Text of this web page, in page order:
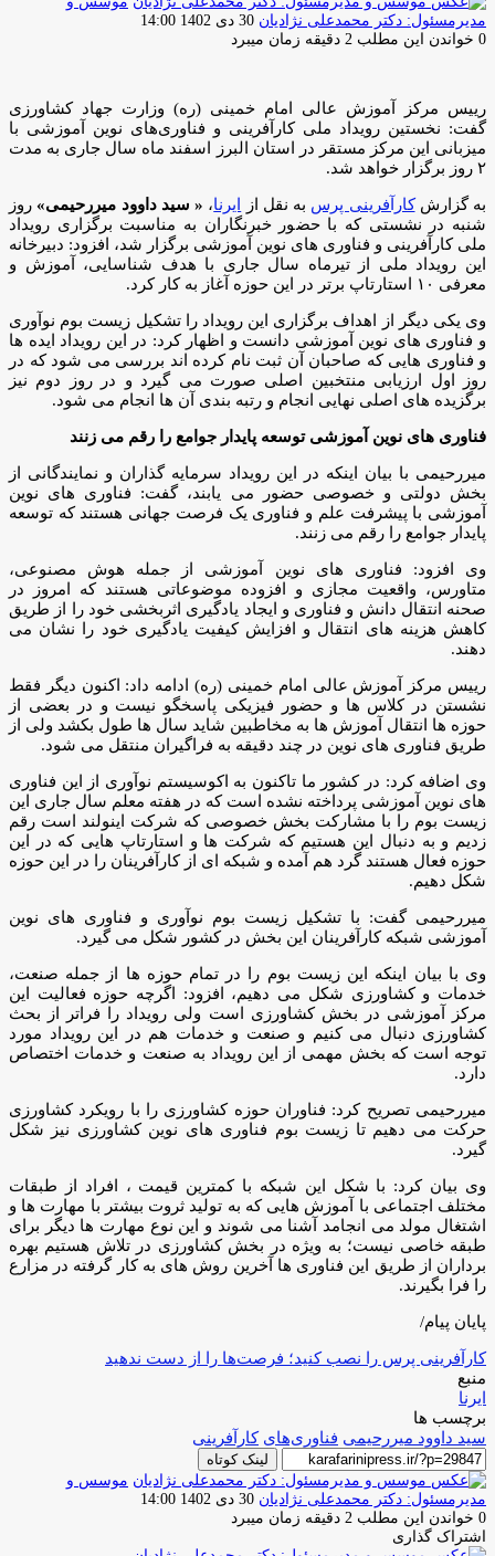
مدیرمسئول: دکتر محمدعلی نژادیان ارسال
ایمیل
30 دی 1402 14:00
0 خواندن این مطلب 2 دقیقه زمان میبرد
رییس مرکز آموزش عالی امام خمینی (ره) وزارت جهاد کشاورزی
گفت: نخستین رویداد ملی کارآفرینی و فناوری‌های نوین آموزشی با
میزبانی این مرکز مستقر در استان البرز اسفند ماه سال جاری به مدت
۲ روز برگزار خواهد شد.
به گزارشکارآفرینی پرس به نقل از ایرنا، « سید داوود میررحیمی»روز
شنبه در نشستی که با حضور خبرنگاران به مناسبت برگزاری رویداد
ملی کارآفرینی و فناوری های نوین آموزشی برگزار شد، افزود: دبیرخانه
این رویداد ملی از تیرماه سال جاری با هدف شناسایی، آموزش و
معرفی ۱۰ استارتاپ برتر در این حوزه آغاز به کار کرد.
وی یکی دیگر از اهداف برگزاری این رویداد را تشکیل زیست بوم نوآوری
و فناوری های نوین آموزشی دانست و اظهار کرد: در این رویداد ایده ها
و فناوری هایی که صاحبان آن ثبت نام کرده اند بررسی می شود که در
روز اول ارزیابی منتخبین اصلی صورت می گیرد و در روز دوم نیز
برگزیده های اصلی نهایی انجام و رتبه بندی آن ها انجام می شود.
فناوری های نوین آموزشی توسعه پایدار جوامع را رقم می زنند
میررحیمی با بیان اینکه در این رویداد سرمایه گذاران و نمایندگانی از
بخش دولتی و خصوصی حضور می یابند، گفت: فناوری های نوین
آموزشی با پیشرفت علم و فناوری یک فرصت جهانی هستند که توسعه
پایدار جوامع را رقم می زنند.
وی افزود: فناوری های نوین آموزشی از جمله هوش مصنوعی،
متاورس، واقعیت مجازی و افزوده موضوعاتی هستند که امروز در
صحنه انتقال دانش و فناوری و ایجاد یادگیری اثربخشی خود را از طریق
کاهش هزینه های انتقال و افزایش کیفیت یادگیری خود را نشان می
دهند.
رییس مرکز آموزش عالی امام خمینی (ره) ادامه داد: اکنون دیگر فقط
نشستن در کلاس ها و حضور فیزیکی پاسخگو نیست و در بعضی از
حوزه ها انتقال آموزش ها به مخاطبین شاید سال ها طول بکشد ولی از
طریق فناوری های نوین در چند دقیقه به فراگیران منتقل می شود.
وی اضافه کرد: در کشور ما تاکنون به اکوسیستم نوآوری از این فناوری
های نوین آموزشی پرداخته نشده است که در هفته معلم سال جاری این
زیست بوم را با مشارکت بخش خصوصی که شرکت اینولند است رقم
زدیم و به دنبال این هستیم که شرکت ها و استارتاپ هایی که در این
حوزه فعال هستند گرد هم آمده و شبکه ای از کارآفرینان را در این حوزه
شکل دهیم.
میررحیمی گفت: با تشکیل زیست بوم نوآوری و فناوری های نوین
آموزشی شبکه کارآفرینان این بخش در کشور شکل می گیرد.
وی با بیان اینکه این زیست بوم را در تمام حوزه ها از جمله صنعت،
خدمات و کشاورزی شکل می دهیم، افزود: اگرچه حوزه فعالیت این
مرکز آموزشی در بخش کشاورزی است ولی رویداد را فراتر از بحث
کشاورزی دنبال می کنیم و صنعت و خدمات هم در این رویداد مورد
توجه است که بخش مهمی از این رویداد به صنعت و خدمات اختصاص
دارد.
میررحیمی تصریح کرد: فناوران حوزه کشاورزی را با رویکرد کشاورزی
حرکت می دهیم تا زیست بوم فناوری های نوین کشاورزی نیز شکل
گیرد.
وی بیان کرد: با شکل این شبکه با کمترین قیمت ، افراد از طبقات
مختلف اجتماعی با آموزش هایی که به تولید ثروت بیشتر با مهارت ها و
اشتغال مولد می انجامد آشنا می شوند و این نوع مهارت ها دیگر برای
طبقه خاصی نیست؛ به ویژه در بخش کشاورزی در تلاش هستیم بهره
برداران از طریق این فناوری ها آخرین روش های به کار گرفته در مزارع
را فرا بگیرند.
پایان پیام/
کارآفرینی پرس را نصب کنید؛ فرصت‌ها را از دست ندهید
منبع
ایرنا
برچسب ها
سید داوود میررحیمی فناوری‌های کارآفرینی
لینک کوتاه
موسس و
مدیرمسئول: دکتر محمدعلی نژادیان ارسال
ایمیل
30 دی 1402 14:00
0 خواندن این مطلب 2 دقیقه زمان میبرد
اشتراک گذاری